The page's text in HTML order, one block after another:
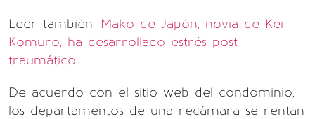
Leer también: Mako de Japón, novia de Kei
Komuro, ha desarrollado estrés post
traumático
De acuerdo con el sitio web del condominio,
los departamentos de una recámara se rentan